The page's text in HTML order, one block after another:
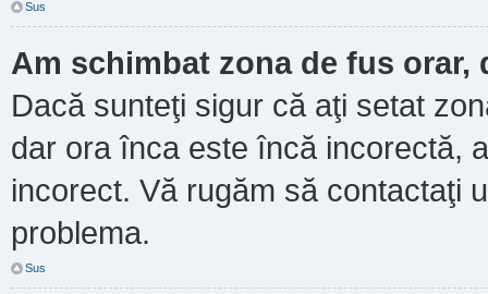
Sus
Am schimbat zona de fus orar,
Dacă sunteţi sigur că aţi setat
dar ora înca este încă incorectă,
incorect. Vă rugăm să contactaţi
problema.
Sus